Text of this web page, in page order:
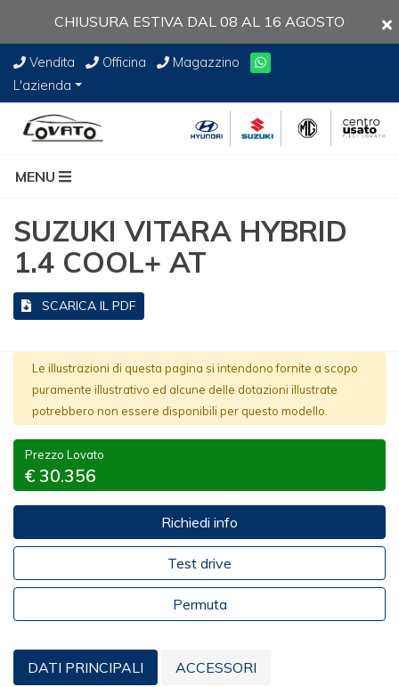
CHIUSURA ESTIVA DAL 08 AL 16 AGOSTO
Vendita Officina
Magazzino
L'azienda
MENU
SUZUKI VITARA HYBRID
1.4 COOL+ AT
SCARICA IL PDF
Le illustrazioni di questa pagina si intendono fornite a scopo
puramente illustrativo ed alcune delle dotazioni illustrate
potrebbero non essere disponibili per questo modello.
Prezzo Lovato
€ 30.356
Richiedi info
Test drive
Permuta
DATI PRINCIPALI ACCESSORI